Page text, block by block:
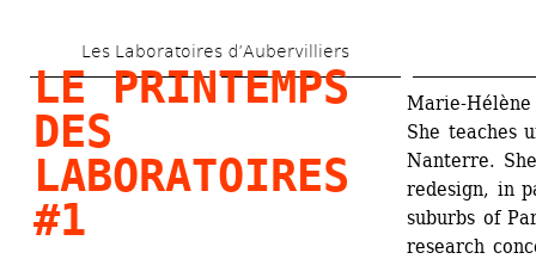
au
contenu
Les Laboratoires d’Aubervilliers
LE PRINTEMPS
DES
LABORATOIRES
#1
Marie-
She teaches
Nanterre.
redesign, in
suburbs of
research